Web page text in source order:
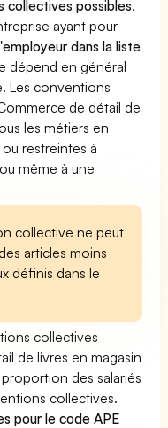
collectives possibles.
ayant pour
dans la liste
dépend en général
Les conventions
de détail de
les métiers en
restreintes à
même à une
collective ne peut
articles moins
définis dans le
collectives
de livres en magasin
des salariés
collectives.
pour le code APE